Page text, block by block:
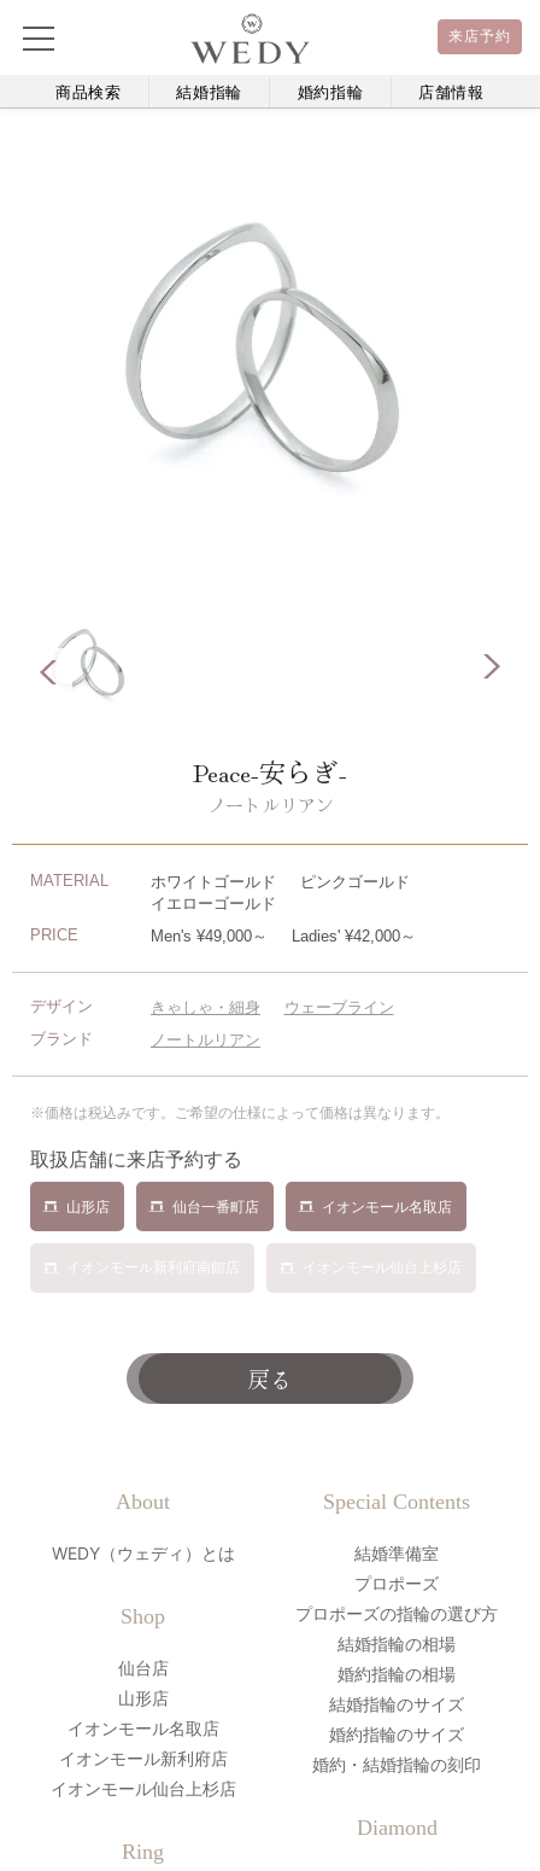
来店予約
商品検索 結婚指輪 婚約指輪 店舗情報
Peace-安らぎ-
ノートルリアン
MATERIAL ホワイトゴールド
ピンクゴールド
イエローゴールド
PRICE
Men's ¥49,000～ Ladies' ¥42,000～
デザイン きゃしゃ・細身
ウェーブライン
ブランド
ノートルリアン
※価格は税込みです。ご希望の仕様によって価格は異なります。
取扱店舗に来店予約する
山形店 仙台一番町店 イオンモール名取店
イオンモール新利府南館店 イオンモール仙台上杉店
戻る
About
WEDY（ウェディ）とは
Shop
仙台店
山形店
イオンモール名取店
イオンモール新利府店
イオンモール仙台上杉店
Ring
Special Contents
結婚準備室
プロポーズ
プロポーズの指輪の選び方
結婚指輪の相場
婚約指輪の相場
結婚指輪のサイズ
婚約指輪のサイズ
婚約・結婚指輪の刻印
Diamond